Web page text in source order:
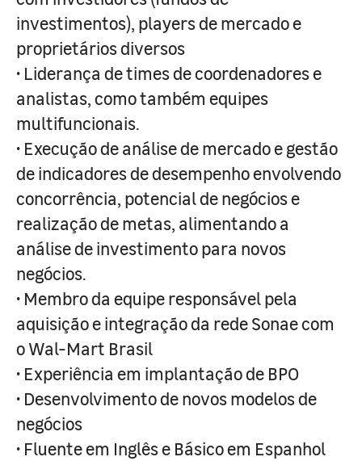
investimentos), players de mercado e
proprietários diversos
• Liderança de times de coordenadores e
analistas, como também equipes
multifuncionais.
• Execução de análise de mercado e gestão
de indicadores de desempenho envolvendo
concorrência, potencial de negócios e
realização de metas, alimentando a
análise de investimento para novos
negócios.
• Membro da equipe responsável pela
aquisição e integração da rede Sonae com
o Wal-Mart Brasil
• Experiência em implantação de BPO
• Desenvolvimento de novos modelos de
negócios
• Fluente em Inglês e Básico em Espanhol